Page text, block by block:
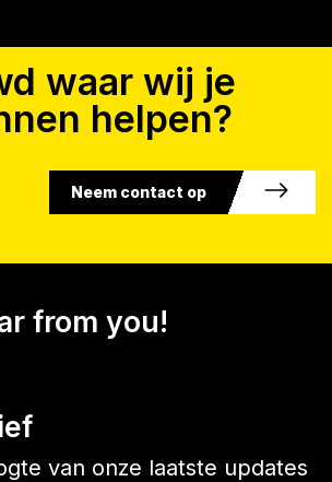
waar wij je
helpen?
Neem contact op
from you!
van onze laatste updates